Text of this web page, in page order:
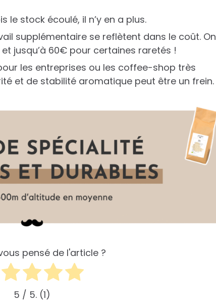
le stock écoulé, il n’y en a plus.
supplémentaire se reflètent dans le coût. On
jusqu’à 60€ pour certaines raretés !
les entreprises ou les coffee-shop très
et de stabilité aromatique peut être un frein.
pensé de l'article ?
5 / 5. 1